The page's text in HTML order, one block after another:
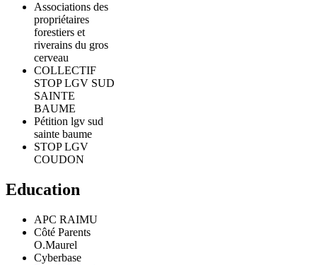
Associations des
propriétaires
forestiers et
riverains du gros
cerveau
COLLECTIF
STOP LGV SUD
SAINTE
BAUME
Pétition lgv sud
sainte baume
STOP LGV
COUDON
Education
APC RAIMU
Côté Parents
O.Maurel
Cyberbase